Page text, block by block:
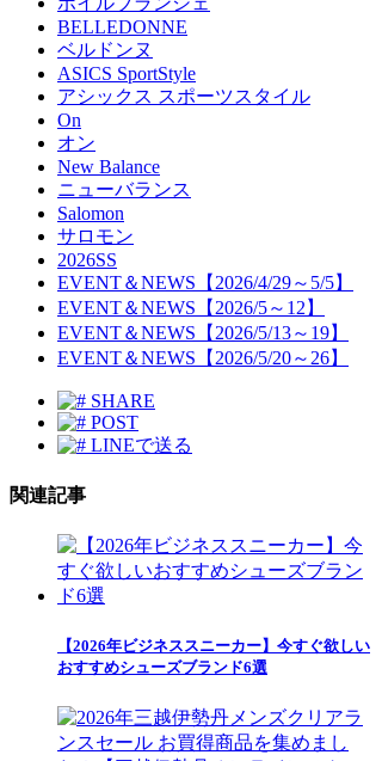
BELLEDONNE
ベルドンヌ
ASICS SportStyle
アシックス スポーツスタイル
On
オン
New Balance
ニューバランス
Salomon
サロモン
2026SS
EVENT＆NEWS【2026/4/29～5/5】
EVENT＆NEWS【2026/5～12】
EVENT＆NEWS【2026/5/13～19】
EVENT＆NEWS【2026/5/20～26】
SHARE
POST
LINEで送る
関連記事
【2026年ビジネススニーカー】今すぐ欲しい
おすすめシューズブランド6選